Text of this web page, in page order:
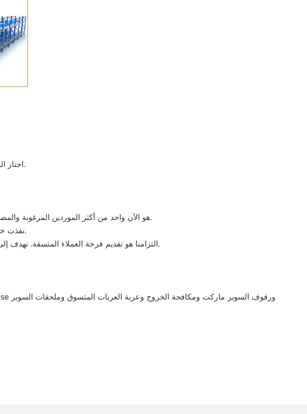
· اجتاز المنتج عددًا من اختبار معايير الجودة وتم اعتماده في جوانب مختلفة ، مثل الأداء وحياة الخدمة وما إلى ذلك.
· تأسست منذ سنوات ، شركة Chengdu Xinde Industrial Co. ، Ltd. هو الآن واحد من أكثر الموردين المرغوبة والمصدرين لسلة الخضار للسوبر ماركت.
· Chengdu Xinde Industrial Co. ، Ltd. نفذت خطة إدخال التكنولوجيا الراقية لإنتاج سلة الخضار للسوبر ماركت.
· التزامنا هو تقديم فرحة العملاء المتسقة. نهدف إلى توفير منتجات وخدمات مبتكرة من أعلى المعايير التي تتجاوز توقعات العملاء للجودة والتسليم والإنتاجية.